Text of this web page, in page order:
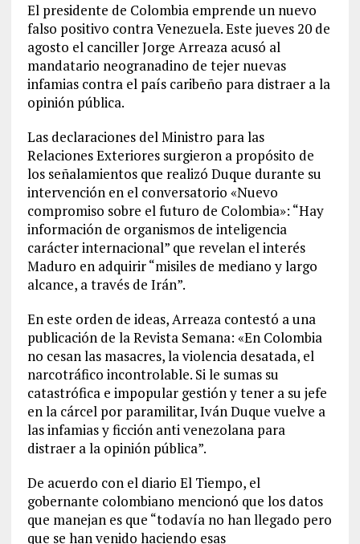
El presidente de Colombia emprende un nuevo
falso positivo contra Venezuela. Este jueves 20 de
agosto el canciller Jorge Arreaza acusó al
mandatario neogranadino de tejer nuevas
infamias contra el país caribeño para distraer a la
opinión pública.
Las declaraciones del Ministro para las
Relaciones Exteriores surgieron a propósito de
los señalamientos que realizó Duque durante su
intervención en el conversatorio «Nuevo
compromiso sobre el futuro de Colombia»: “Hay
información de organismos de inteligencia
carácter internacional” que revelan el interés
Maduro en adquirir “misiles de mediano y largo
alcance, a través de Irán”.
En este orden de ideas, Arreaza contestó a una
publicación de la Revista Semana: «En Colombia
no cesan las masacres, la violencia desatada, el
narcotráfico incontrolable. Si le sumas su
catastrófica e impopular gestión y tener a su jefe
en la cárcel por paramilitar, Iván Duque vuelve a
las infamias y ficción anti venezolana para
distraer a la opinión pública”.
De acuerdo con el diario El Tiempo, el
gobernante colombiano mencionó que los datos
que manejan es que “todavía no han llegado pero
que se han venido haciendo esas